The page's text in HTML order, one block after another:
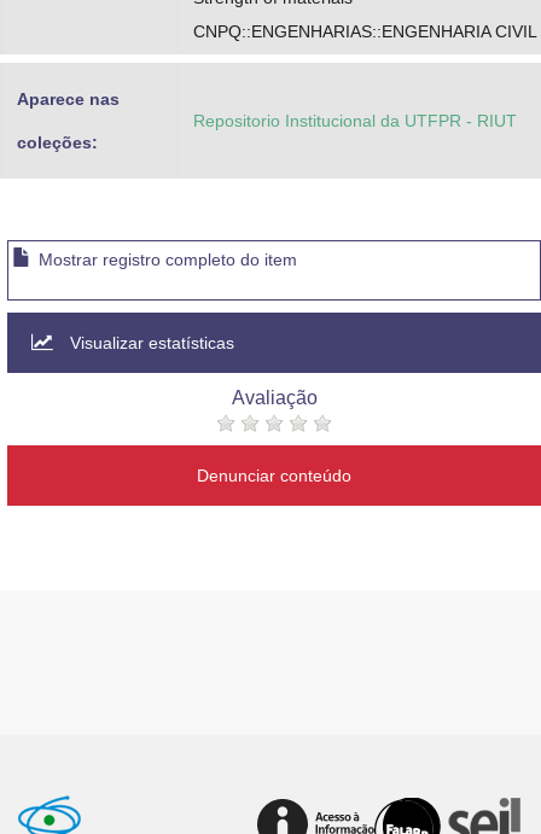
CNPQ::ENGENHARIAS::ENGENHARIA CIVIL
Aparece nas
coleções:
Repositorio Institucional da UTFPR - RIUT
Mostrar registro completo do item
Visualizar estatísticas
Avaliação
Denunciar conteúdo